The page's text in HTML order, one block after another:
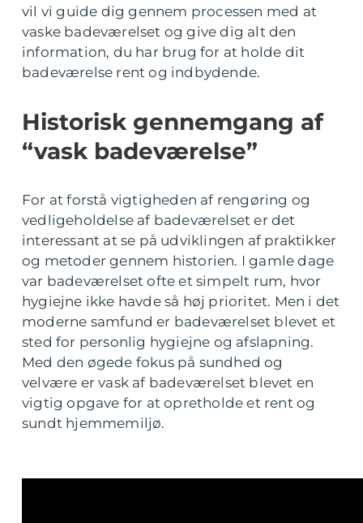
vil vi guide dig gennem processen med at
vaske badeværelset og give dig alt den
information, du har brug for at holde dit
badeværelse rent og indbydende.
Historisk gennemgang af
“vask badeværelse”
For at forstå vigtigheden af rengøring og
vedligeholdelse af badeværelset er det
interessant at se på udviklingen af praktikker
og metoder gennem historien. I gamle dage
var badeværelset ofte et simpelt rum, hvor
hygiejne ikke havde så høj prioritet. Men i det
moderne samfund er badeværelset blevet et
sted for personlig hygiejne og afslapning.
Med den øgede fokus på sundhed og
velvære er vask af badeværelset blevet en
vigtig opgave for at opretholde et rent og
sundt hjemmemiljø.